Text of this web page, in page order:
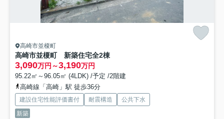
高崎市並榎町
高崎市並榎町 新築住宅全2棟
3,090万円～3,190万円
95.22㎡～96.05㎡ (4LDK) /予定 /2階建
高崎線「高崎」駅 徒歩36分
建設住宅性能評価書付 耐震構造
公共下水
新築